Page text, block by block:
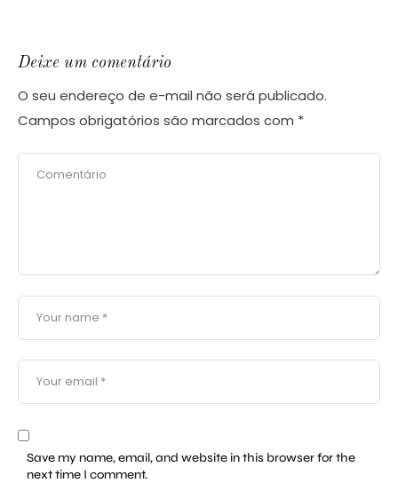
Deixe um comentário
O seu endereço de e-mail não será publicado.
Campos obrigatórios são marcados com *
Save my name, email, and website in this browser for the
next time I comment.